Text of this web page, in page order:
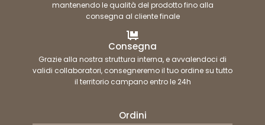
mantenendo le qualità del prodotto fino alla
consegna al cliente finale
Consegna
Grazie alla nostra struttura interna, e avvalendoci di
validi collaboratori, consegneremo il tuo ordine su tutto
il territorio campano entro le 24h
Ordini